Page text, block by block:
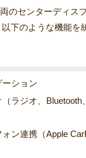
のセンターディス
下のような機能を
ーション
ラジオ、Bluetooth
ォン連携（Apple